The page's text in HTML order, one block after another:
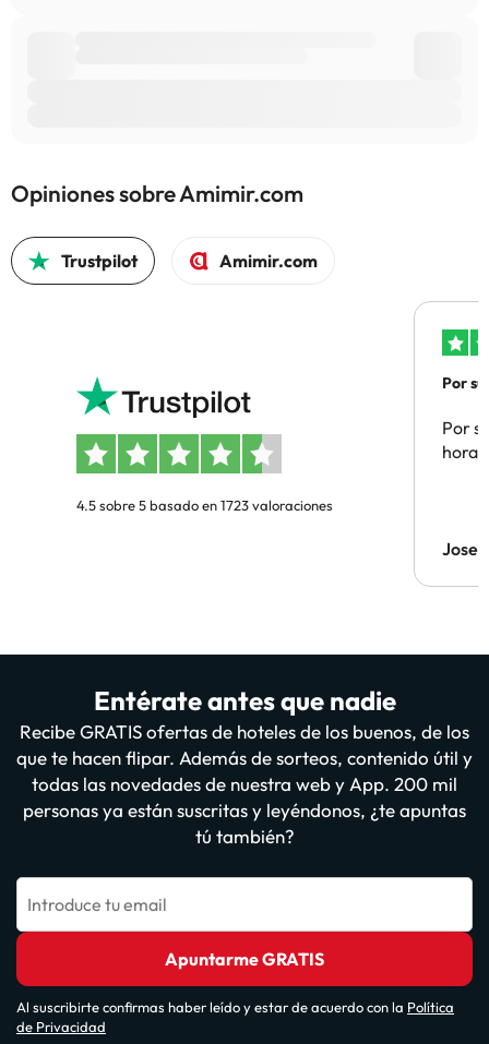
Opiniones sobre Amimir.com
Trustpilot Amimir.com
4.5 sobre 5 basado en 1723 valoraciones
Por
Por
hora
Jose
Entérate antes que nadie
Recibe GRATIS ofertas de hoteles de los buenos, de los
que te hacen flipar. Además de sorteos, contenido útil y
todas las novedades de nuestra web y App. 200 mil
personas ya están suscritas y leyéndonos, ¿te apuntas
tú también?
Introduce tu email
Apuntarme GRATIS
Al suscribirte confirmas haber leído y estar de acuerdo con la Política
de Privacidad